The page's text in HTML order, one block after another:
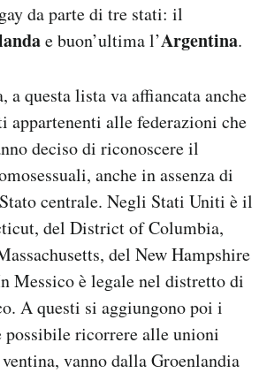
da parte di tre stati: il
e buon’ultima l’Argentina.
a questa lista va affiancata anche
appartenenti alle federazioni che
deciso di riconoscere il
anche in assenza di
centrale. Negli Stati Uniti è il
del District of Columbia,
del New Hampshire
Messico è legale nel distretto di
A questi si aggiungono poi i
possibile ricorrere alle unioni
vanno dalla Groenlandia